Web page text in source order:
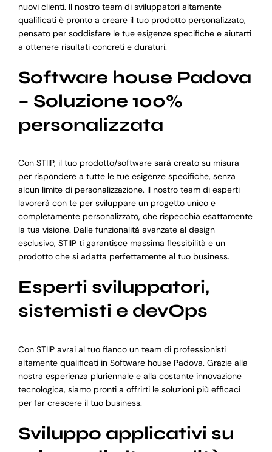
nuovi clienti. Il nostro team di sviluppatori altamente
qualificati è pronto a creare il tuo prodotto personalizzato,
pensato per soddisfare le tue esigenze specifiche e aiutarti
a ottenere risultati concreti e duraturi.
Software house Padova
– Soluzione 100%
personalizzata
Con STIIP, il tuo prodotto/software sarà creato su misura
per rispondere a tutte le tue esigenze specifiche, senza
alcun limite di personalizzazione. Il nostro team di esperti
lavorerà con te per sviluppare un progetto unico e
completamente personalizzato, che rispecchia esattamente
la tua visione. Dalle funzionalità avanzate al design
esclusivo, STIIP ti garantisce massima flessibilità e un
prodotto che si adatta perfettamente al tuo business.
Esperti sviluppatori,
sistemisti e devOps
Con STIIP avrai al tuo fianco un team di professionisti
altamente qualificati in Software house Padova. Grazie alla
nostra esperienza pluriennale e alla costante innovazione
tecnologica, siamo pronti a offrirti le soluzioni più efficaci
per far crescere il tuo business.
Sviluppo applicativi su